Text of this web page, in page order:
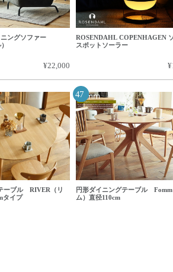
ニングソファー
¥22,000
ROSENDAHL COPENHAGEN ソフト
スポットソーラー
ーブル RIVER（リ
タイプ
円形ダイニングテーブル Fomm
ム）直径110cm